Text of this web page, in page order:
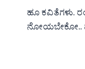
ಹೂ ಕವಿತೆಗಳು.
ನೋಯಬೇಕೋ..